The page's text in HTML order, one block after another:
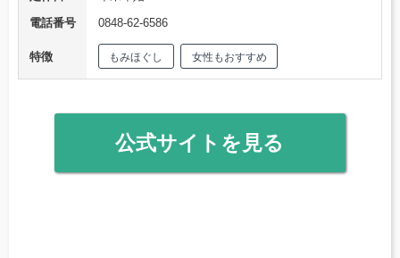
電話番号
0848-62-6586
特徴 もみほぐし 女性もおすすめ
公式サイトを見る